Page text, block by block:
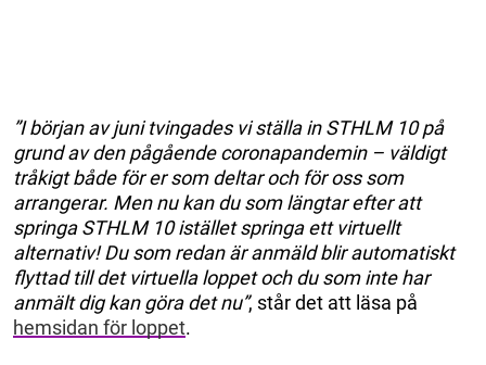
”I början av juni tvingades vi ställa in STHLM 10 på
grund av den pågående coronapandemin – väldigt
tråkigt både för er som deltar och för oss som
arrangerar. Men nu kan du som längtar efter att
springa STHLM 10 istället springa ett virtuellt
alternativ! Du som redan är anmäld blir automatiskt
flyttad till det virtuella loppet och du som inte har
anmält dig kan göra det nu”, står det att läsa på
hemsidan för loppet.